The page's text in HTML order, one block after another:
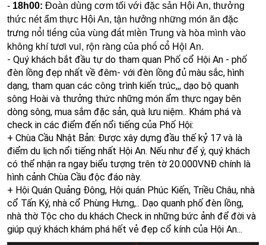
- 18h00:Đoàn dùng cơm tối với đặc sản Hội An, thưởng
thức nét ẩm thực Hội An, tận hưởng những món ăn đặc
trưng nổi tiếng của vùng đất miền Trung và hòa mình vào
không khí tươi vui, rộn ràng của phố cổ Hội An.
- Quý khách bắt đầu tự do tham quan Phố cổ Hội An - phố
đèn lồng đẹp nhất về đêm-với đèn lồng đủ màu sắc, hình
dạng, tham quan các công trình kiến trúc,,, dạo bộ quanh
sông Hoài và thưởng thức những món ẩm thực ngay bên
dòng sông, mua sắm đặc sản, quà lưu niệm.. Khám phá và
check in các điểm đến nổi tiếng của Phố Hội:
+ Chùa Cầu Nhật Bản: Được xây dựng đầu thế kỷ 17 và là
điểm du lịch nổi tiếng nhất Hội An. Nếu như để ý, quý khách
có thể nhận ra ngay biểu tượng trên tờ 20.000VNĐ chính là
hình cảnh Chùa Cầu độc đáo này.
+ Hội Quán Quảng Đông, Hội quán Phúc Kiến, Triều Châu, nhà
cổ Tấn Ký, nhà cổ Phùng Hưng,.. Dạo quanh phố đèn lồng,
nhà thờ Tộc cho du khách Check in những bức ảnh để đời và
giúp quý khách khám phá hết vẻ đẹp cổ kính của Hội An...